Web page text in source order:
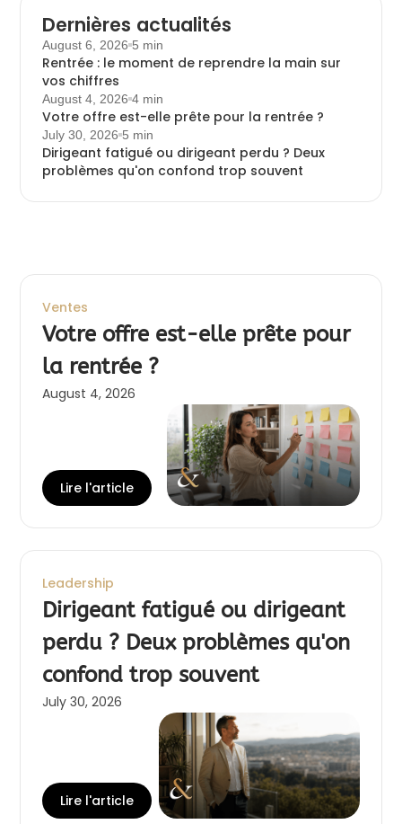
Dernières actualités
August 6, 2026 5 min
Rentrée : le moment de reprendre la main sur
vos chiffres
August 4, 2026 4 min
Votre offre est-elle prête pour la rentrée ?
July 30, 2026 5 min
Dirigeant fatigué ou dirigeant perdu ? Deux
problèmes qu'on confond trop souvent
Ventes
Votre offre est-elle prête pour
la rentrée ?
August 4, 2026
Lire l'article
Leadership
Dirigeant fatigué ou dirigeant
perdu ? Deux problèmes qu'on
confond trop souvent
July 30, 2026
Lire l'article